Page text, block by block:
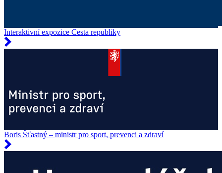
Interaktivní expozice Cesta republiky
Boris Šťastný – ministr pro sport, prevenci a zdraví